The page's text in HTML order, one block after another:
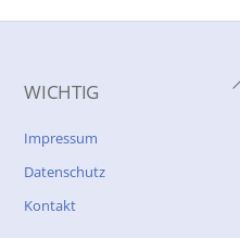
WICHTIG
Impressum
Datenschutz
Kontakt